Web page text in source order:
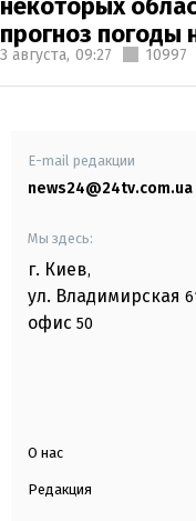
прогноз погоды
3 августа, 09:27 10997
E-mail редакции
news24@24tv.com.ua
Мы здесь:
г. Киев,
ул. Владимирская
офис 50
О нас
Редакция